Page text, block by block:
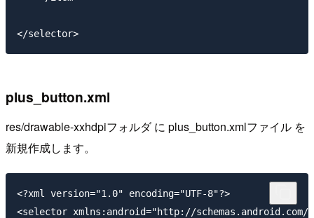
plus_button.xml
res/drawable-xxhdpiフォルダ に plus_button.xmlファイル を
新規作成します。
<?xml version="1.0" encoding="UTF-8"?>
<selector xmlns:android="http://schemas.android.com/